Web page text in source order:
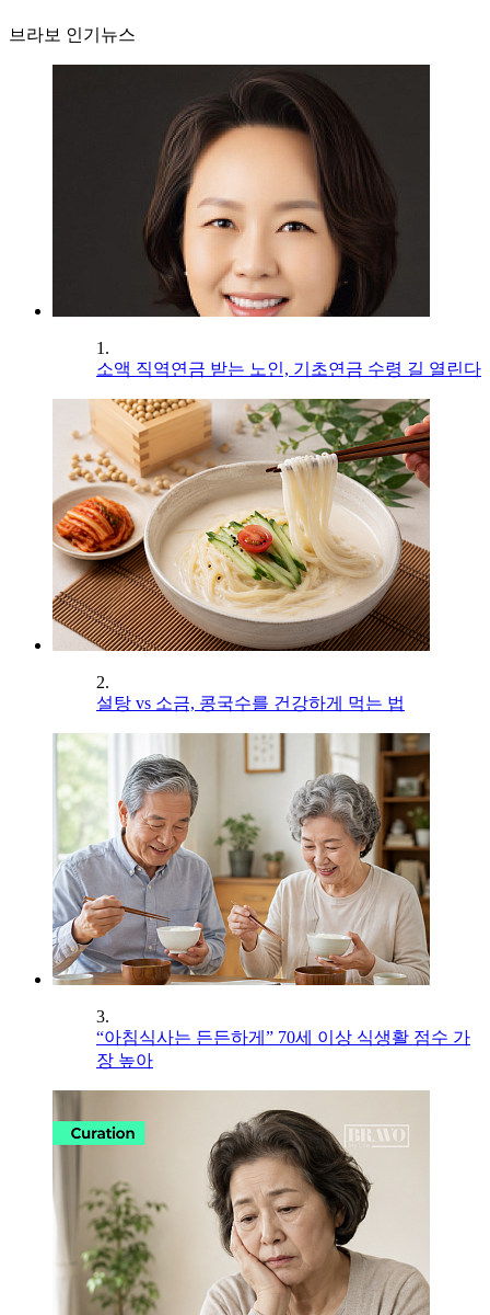
브라보 인기뉴스
1.
소액 직역연금 받는 노인, 기초연금 수령 길 열린다
2.
설탕 vs 소금, 콩국수를 건강하게 먹는 법
3.
“아침식사는 든든하게” 70세 이상 식생활 점수 가
장 높아